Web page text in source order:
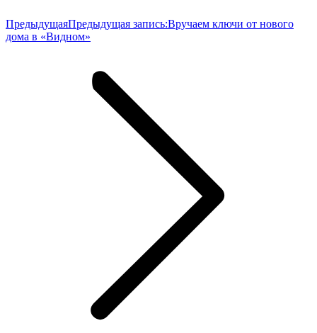
ПредыдущаяПредыдущая запись:Вручаем ключи от нового
дома в «Видном»